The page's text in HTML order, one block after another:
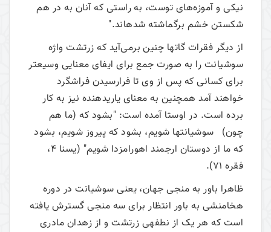
نیکی و آموزه‌های توست، به راستی که آنان به در هم
شکستن خشم برگماشته شده­اند."
از دیگر فقرات گاتها چنین برمی‌آید که زرتشت واژه
سوشیانت را به صورت جمع برای ایفای معنایی وسیع­تر
برای کسانی که پس از وی تا فرارسیدن فراشگرد
خواهند آمد همچنین به معنای یاری­دهنده نیز به کار
برده است. در اوستا آمده است: "بشود که (ما هم
چون) سوشیانت­ها شویم، بشود که پیروز شویم، بشود
که ما از دوستان ارجمند اهورامزدا شویم" (یسنا 4،
فقره 71).
ظاهرا باور به منجی جهان، یعنی سوشیانت در دوره
هخامنشی به باور انتظار برای سه منجی گسترش یافته
است که هر یک از نطفه­ی زرتشت و از زهدان مادری